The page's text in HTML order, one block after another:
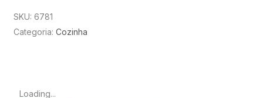
SKU: 6781
Categoria: Cozinha
Loading...